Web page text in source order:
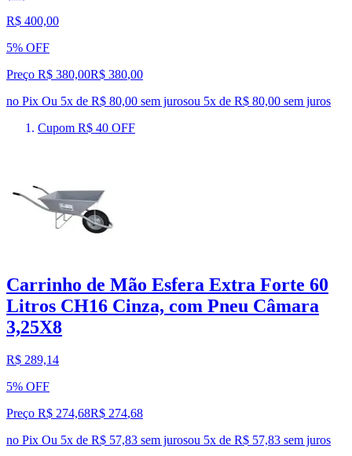
R$ 400,00
5% OFF
Preço R$ 380,00R$ 380,00
no Pix Ou 5x de R$ 80,00 sem jurosou 5x de R$ 80,00 sem juros
Cupom R$ 40 OFF
Carrinho de Mão Esfera Extra Forte 60
Litros CH16 Cinza, com Pneu Câmara
3,25X8
R$ 289,14
5% OFF
Preço R$ 274,68R$ 274,68
no Pix Ou 5x de R$ 57,83 sem jurosou 5x de R$ 57,83 sem juros